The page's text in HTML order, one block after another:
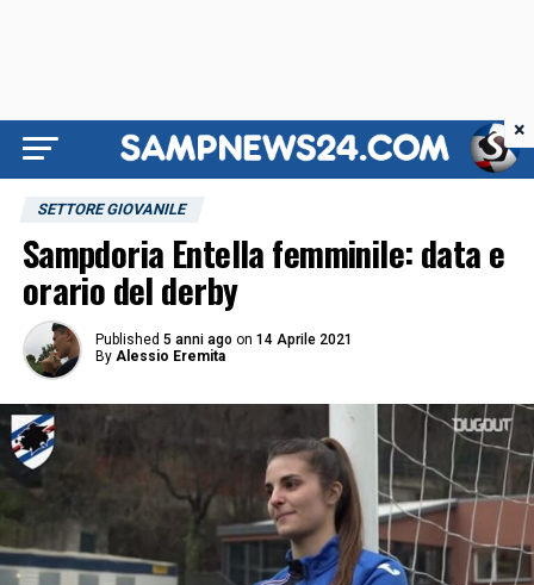
SETTORE GIOVANILE
Sampdoria Entella femminile: data e
orario del derby
Published 5 anni ago on 14 Aprile 2021
By Alessio Eremita
×